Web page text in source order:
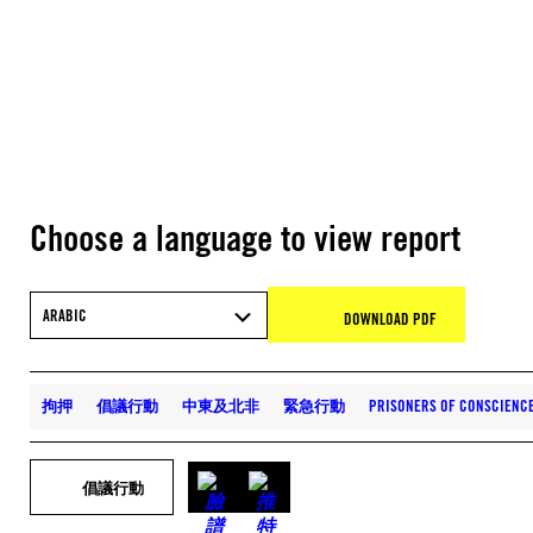
Choose a language to view report
ARABIC DOWNLOAD PDF
拘押 倡議行動 中東及北非 緊急行動 PRISONERS OF
倡議行動